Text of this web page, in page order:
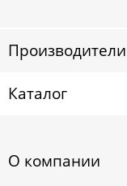
Производители
Каталог
О компании